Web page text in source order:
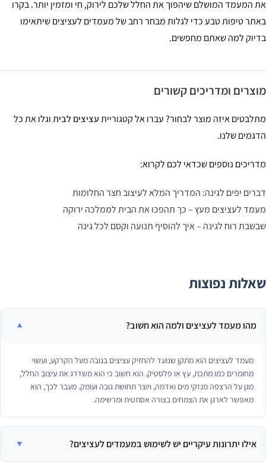
המעמד המושלם שיהפוך את החלל שלכם לירוק, חי ומזמין יותר. בקרו
טיפות טבע כדי לגלות מבחר רחב של מעמדים לעציצים שיתאימו
למה שאתם מחפשים.
ומדריכים קשורים
איזה מוצר לבחור? עברו אל קטגורייתעציצים לביתוגלו את כל
שלנו.
נוספים שכדאי לכם לקרוא:
יפים לגינה: המדריך המלא לעיצוב חצר החלומות
לעציצים מעץ – כך תהפכו את הבית לממלכה ירוקה
רוח לגינה – איך להוסיף תנועה וקסם לכל גינה
נפוצות
מהו מעמד לעציצים ולמה הוא חשוב?
מעמד לעציצים הוא מתקן שנועד להחזיק עציצים בגובה מעל הקרקע, ועשוי
מחומרים כמו מתכת, עץ או פלסטיק. הוא חשוב כי הוא משדרג את עיצוב החלל,
מגן על הרצפה מנזקי מים ואדמה, ויוצר תחושת גובה ועומק. מעבר לכך, הוא
מאפשר לארגן את הצמחים בצורה אסתטית ומרשימה.
אילו יתרונות עיקריים יש לשימוש במעמדים לעציצים?